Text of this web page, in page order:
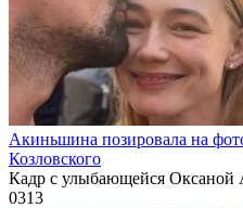
Акиньшина позировала на
Козловского
Кадр с улыбающейся
0313